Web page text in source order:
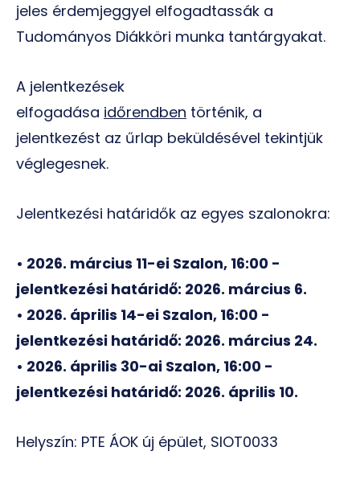
jeles érdemjeggyel elfogadtassák a
Tudományos Diákköri munka tantárgyakat.
A jelentkezések
elfogadása időrendben történik, a
jelentkezést az űrlap beküldésével tekintjük
véglegesnek.
Jelentkezési határidők az egyes szalonokra:
• 2026. március 11-ei Szalon, 16:00 -
jelentkezési határidő: 2026. március 6.
• 2026. április 14-ei Szalon, 16:00 -
jelentkezési határidő: 2026. március 24.
• 2026. április 30-ai Szalon, 16:00 -
jelentkezési határidő: 2026. április 10.
Helyszín: PTE ÁOK új épület, SIOT0033